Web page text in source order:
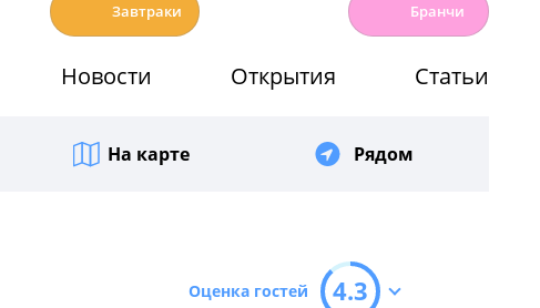
Завтраки Бранчи
Новости Открытия Статьи
На карте Рядом
Оценка гостей 4.3